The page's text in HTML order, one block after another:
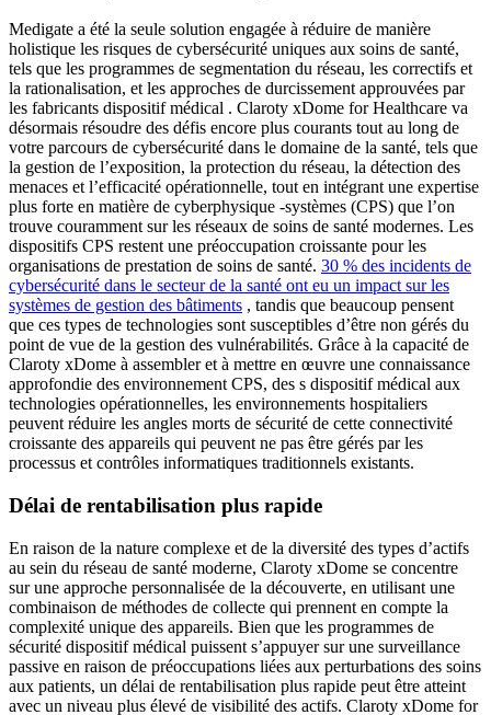
Medigate a été la seule solution engagée à réduire de manière
holistique les risques de cybersécurité uniques aux soins de santé,
tels que les programmes de segmentation du réseau, les correctifs et
la rationalisation, et les approches de durcissement approuvées par
les fabricants dispositif médical . Claroty xDome for Healthcare va
désormais résoudre des défis encore plus courants tout au long de
votre parcours de cybersécurité dans le domaine de la santé, tels que
la gestion de l’exposition, la protection du réseau, la détection des
menaces et l’efficacité opérationnelle, tout en intégrant une expertise
plus forte en matière de cyberphysique -systèmes (CPS) que l’on
trouve couramment sur les réseaux de soins de santé modernes. Les
dispositifs CPS restent une préoccupation croissante pour les
organisations de prestation de soins de santé. 30 % des incidents de
cybersécurité dans le secteur de la santé ont eu un impact sur les
systèmes de gestion des bâtiments , tandis que beaucoup pensent
que ces types de technologies sont susceptibles d’être non gérés du
point de vue de la gestion des vulnérabilités. Grâce à la capacité de
Claroty xDome à assembler et à mettre en œuvre une connaissance
approfondie des environnement CPS, des s dispositif médical aux
technologies opérationnelles, les environnements hospitaliers
peuvent réduire les angles morts de sécurité de cette connectivité
croissante des appareils qui peuvent ne pas être gérés par les
processus et contrôles informatiques traditionnels existants.
Délai de rentabilisation plus rapide
En raison de la nature complexe et de la diversité des types d’actifs
au sein du réseau de santé moderne, Claroty xDome se concentre
sur une approche personnalisée de la découverte, en utilisant une
combinaison de méthodes de collecte qui prennent en compte la
complexité unique des appareils. Bien que les programmes de
sécurité dispositif médical puissent s’appuyer sur une surveillance
passive en raison de préoccupations liées aux perturbations des soins
aux patients, un délai de rentabilisation plus rapide peut être atteint
avec un niveau plus élevé de visibilité des actifs. Claroty xDome for